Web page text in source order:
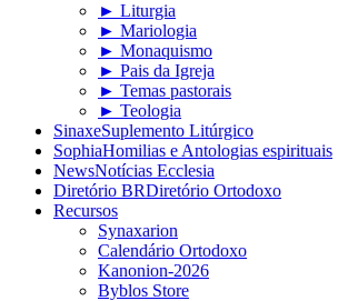
► Liturgia
► Mariologia
► Monaquismo
► Pais da Igreja
► Temas pastorais
► Teologia
SinaxeSuplemento Litúrgico
SophiaHomilias e Antologias espirituais
NewsNotícias Ecclesia
Diretório BRDiretório Ortodoxo
Recursos
Synaxarion
Calendário Ortodoxo
Kanonion-2026
Byblos Store